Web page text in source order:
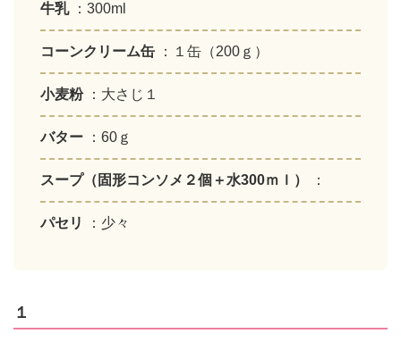
牛乳 ：300ml
コーンクリーム缶 ：１缶（200ｇ）
小麦粉 ：大さじ１
バター ：60ｇ
スープ（固形コンソメ２個＋水300ｍｌ） ：
パセリ ：少々
１